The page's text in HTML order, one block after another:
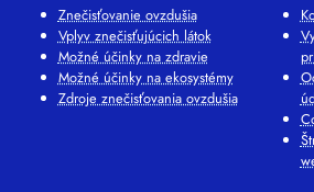
Znečisťovanie ovzdušia
Vplyv znečisťujúcich látok
Možné účinky na zdravie
Možné účinky na ekosystémy
Zdroje znečisťovania ovzdušia